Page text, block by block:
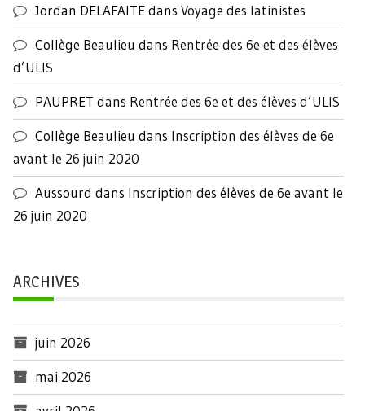
Jordan DELAFAITEdans Voyage des latinistes
Collège Beaulieu dans Rentrée des 6e et des élèves
d’ULIS
PAUPRET dans Rentrée des 6e et des élèves d’ULIS
Collège Beaulieu dans Inscription des élèves de 6e
avant le 26 juin 2020
Aussourd dans Inscription des élèves de 6e avant le
26 juin 2020
ARCHIVES
juin 2026
mai 2026